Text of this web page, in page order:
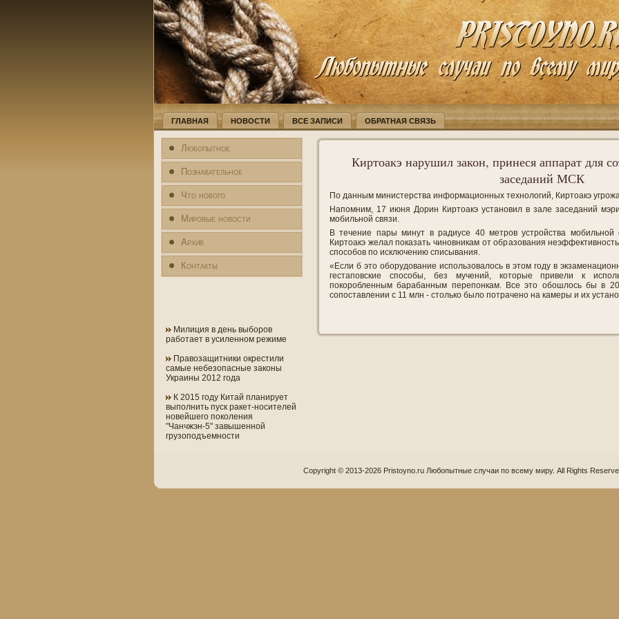
ГЛАВНАЯ НОВОСТИ ВСЕ ЗАПИСИ ОБРАТНАЯ СВЯЗЬ
Любопытное
Познавательное
Что нового
Мировые новости
Архив
Контакты
Милиция в день выборов
работает в усиленном режиме
Правозащитники окрестили
самые небезопасные законы
Украины 2012 года
К 2015 году Китай планирует
выполнить пуск ракет-носителей
новейшего поколения
"Чанчжэн-5" завышенной
грузоподъемности
Киртоакэ нарушил закон, принеся аппарат для
заседаний МСК
По данным министерства информационных технологий, Киртоакэ
Напомним, 17 июня Дорин Киртоакэ установил в зале заседаний
мобильной связи.
В течение пары минут в радиусе 40 метров устройства
Киртоакэ желал показать чиновникам от образования
способов по исключению списывания.
«Если б это оборудование использовалось в этом году в
гестаповские способы, без мучений, которые привели к
покоробленным барабанным перепонкам. Все это обошлось бы в
сопоставлении с 11 млн - столько было потрачено на камеры и их
Copyright © 2013-2026 Pristoyno.ru Любопытные случаи по всему миру. All Rights